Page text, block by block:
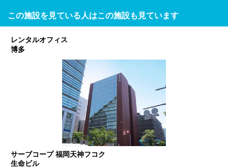
この施設を見ている人はこの施設も見ています
レンタルオフィス
博多
サーブコープ 福岡天神フコク
生命ビル